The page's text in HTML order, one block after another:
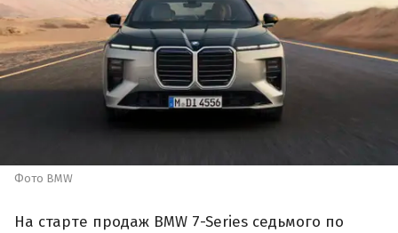
Фото BMW
На старте продаж BMW 7-Series седьмого по